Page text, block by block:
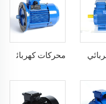
محركات كهربائية سرعة متغيرة